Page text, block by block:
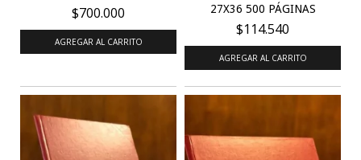
$700.000
AGREGAR AL CARRITO
27X36 500 PÁGINAS
$114.540
AGREGAR AL CARRITO